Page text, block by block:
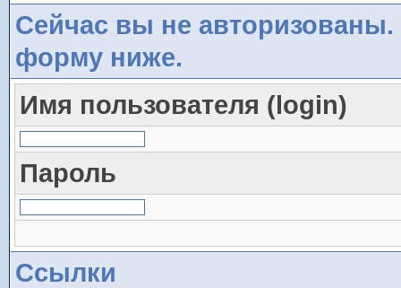
Сейчас вы не авторизованы.
форму ниже.
Имя пользователя (login)
Пароль
Ссылки